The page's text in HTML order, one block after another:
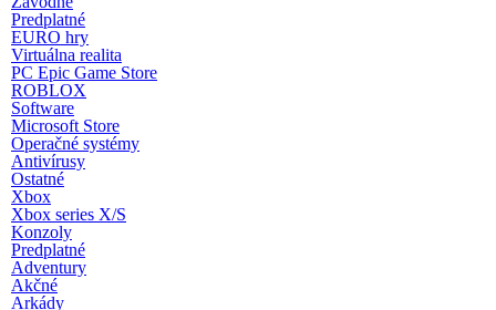
Predplatné
EURO hry
Virtuálna realita
PC Epic Game Store
ROBLOX
Software
Microsoft Store
Operačné systémy
Antivírusy
Ostatné
Xbox
Xbox series X/S
Konzoly
Predplatné
Adventury
Akčné
Arkády